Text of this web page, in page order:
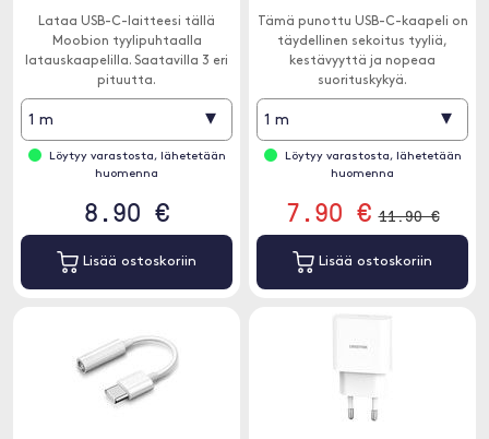
Lataa USB-C-laitteesi tällä
Moobion tyylipuhtaalla
latauskaapelilla. Saatavilla 3 eri
pituutta.
1 m ▾
Löytyy varastosta, lähetetään
huomenna
8.90 €
Lisää ostoskoriin
Tämä punottu USB-C-kaapeli on
täydellinen sekoitus tyyliä,
kestävyyttä ja nopeaa
suorituskykyä.
1 m ▾
Löytyy varastosta, lähetetään
huomenna
7.90 € 11.90 €
Lisää ostoskoriin